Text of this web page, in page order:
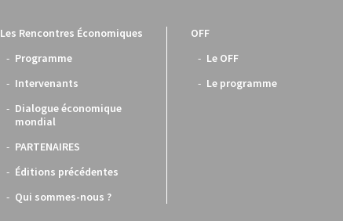
Les Rencontres Économiques
Programme
Intervenants
Dialogue économique
mondial
PARTENAIRES
Éditions précédentes
Qui sommes-nous ?
OFF
Le OFF
Le programme